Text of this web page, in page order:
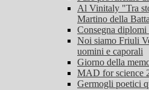
Al Vinitaly "Tra
Martino della
Consegna diplomi
Noi siamo Friuli
uomini e caporali
Giorno della
MAD for science
Germogli poetici